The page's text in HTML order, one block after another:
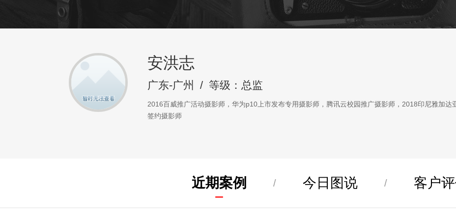
安洪志
广东-广州 / 等级：总监
2016百威推广活动摄影师，华为p10上市发布专用摄影师，腾讯云校园推广摄影师，2018印尼雅加达
签约摄影师
近期案例 / 今日图说 / 客户